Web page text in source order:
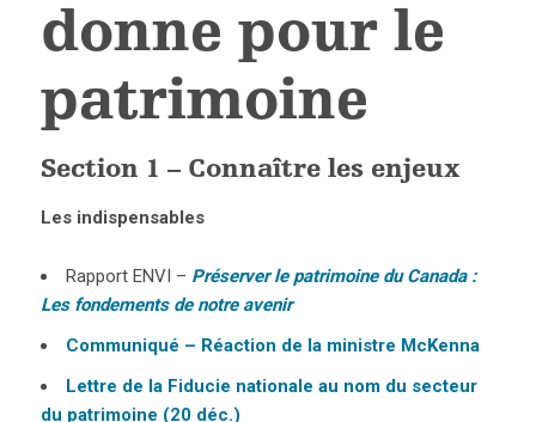
donne pour le
patrimoine
Section 1 – Connaître les enjeux
Les indispensables
Rapport ENVI – Préserver le patrimoine du Canada :
Les fondements de notre avenir
Communiqué – Réaction de la ministre McKenna
Lettre de la Fiducie nationale au nom du secteur
du patrimoine (20 déc.)